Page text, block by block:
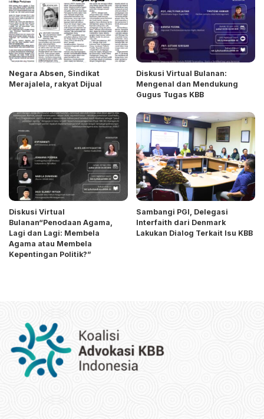
Negara Absen, Sindikat
Merajalela, rakyat Dijual
Diskusi Virtual Bulanan:
Mengenal dan Mendukung
Gugus Tugas KBB
Diskusi Virtual
Bulanan“Penodaan Agama,
Lagi dan Lagi: Membela
Agama atau Membela
Kepentingan Politik?”
Sambangi PGI, Delegasi
Interfaith dari Denmark
Lakukan Dialog Terkait Isu KBB